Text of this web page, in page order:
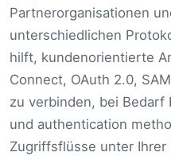
Partnerorganisationen
unterschiedlichen
hilft, kundenorientierte
Connect, OAuth 2.0,
zu verbinden, bei
und authentication
Zugriffsflüsse unter Ihrer